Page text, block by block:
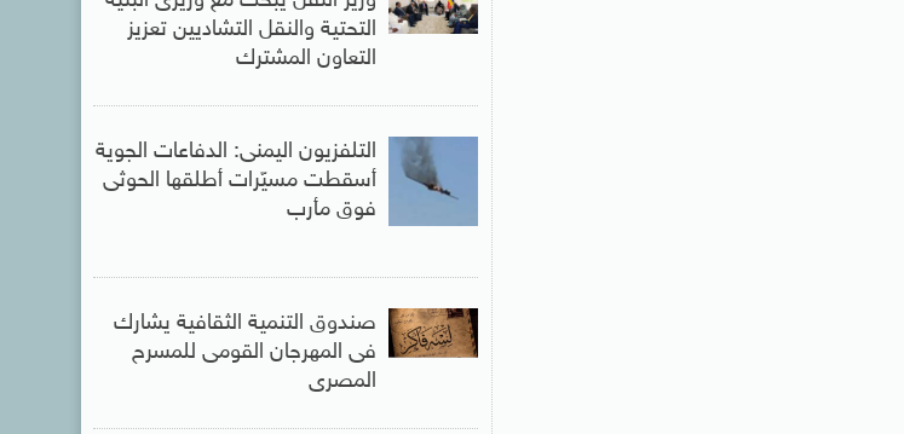
التحتية والنقل التشاديين تعزيز
التعاون المشترك
التلفزيون اليمنى: الدفاعات الجوية
أسقطت مسيّرات أطلقها الحوثى
فوق مأرب
صندوق التنمية الثقافية يشارك
فى المهرجان القومى للمسرح
المصرى